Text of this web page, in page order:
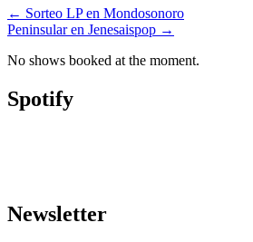
← Sorteo LP en Mondosonoro
Peninsular en Jenesaispop →
No shows booked at the moment.
Spotify
Newsletter